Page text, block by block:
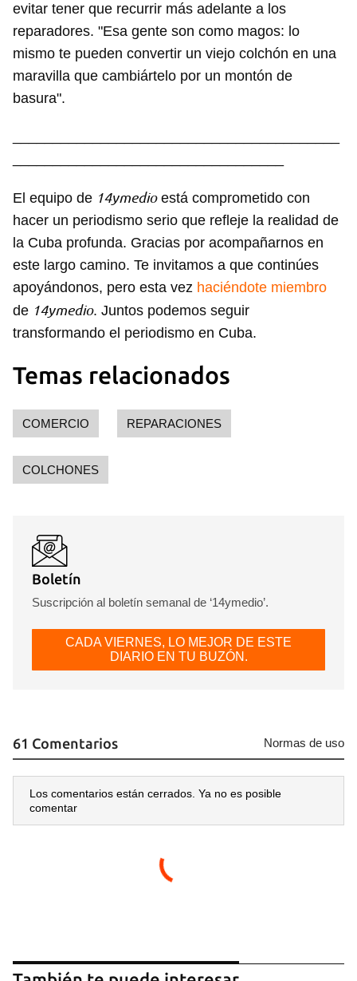
evitar tener que recurrir más adelante a los
reparadores. "Esa gente son como magos: lo
mismo te pueden convertir un viejo colchón en una
maravilla que cambiártelo por un montón de
basura".
El equipo de 14ymedioestá comprometido con
hacer un periodismo serio que refleje la realidad de
la Cuba profunda. Gracias por acompañarnos en
este largo camino. Te invitamos a que continúes
apoyándonos, pero esta vez haciéndote miembro
de 14ymedio. Juntos podemos seguir
transformando el periodismo en Cuba.
Temas relacionados
COMERCIO REPARACIONES
COLCHONES
Boletín
Suscripción al boletín semanal de ‘14ymedio’.
CADA VIERNES, LO MEJOR DE ESTE
DIARIO EN TU BUZÓN.
61 Comentarios Normas de uso
Los comentarios están cerrados. Ya no es posible
comentar